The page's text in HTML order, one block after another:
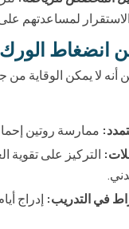
لمساعدتهم
انضغاط الورك
أنه لا يمكن الوقاية
ممارسة روتين
التركيز على
في التدريب: إدراج